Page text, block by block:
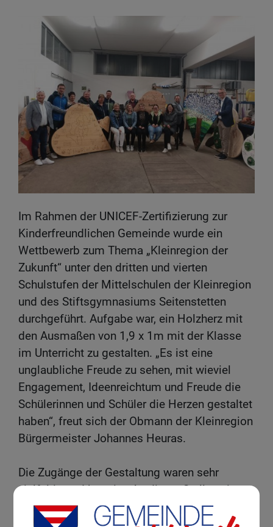
Im Rahmen der UNICEF-Zertifizierung zur
Kinderfreundlichen Gemeinde wurde ein
Wettbewerb zum Thema „Kleinregion der
Zukunft“ unter den dritten und vierten
Schulstufen der Mittelschulen der Kleinregion
und des Stiftsgymnasiums Seitenstetten
durchgeführt. Aufgabe war, ein Holzherz mit
den Ausmaßen von 1,9 x 1m mit der Klasse
im Unterricht zu gestalten. „Es ist eine
unglaubliche Freude zu sehen, mit wieviel
Engagement, Ideenreichtum und Freude die
Schülerinnen und Schüler die Herzen gestaltet
haben“, freut sich der Obmann der Kleinregion
Bürgermeister Johannes Heuras.
Die Zugänge der Gestaltung waren sehr
vielfältig und kreativ. „An dieser Stelle sei
besonders unseren Schulen, den Direktorinnen
und Direktoren, Klassenvorständen und dem